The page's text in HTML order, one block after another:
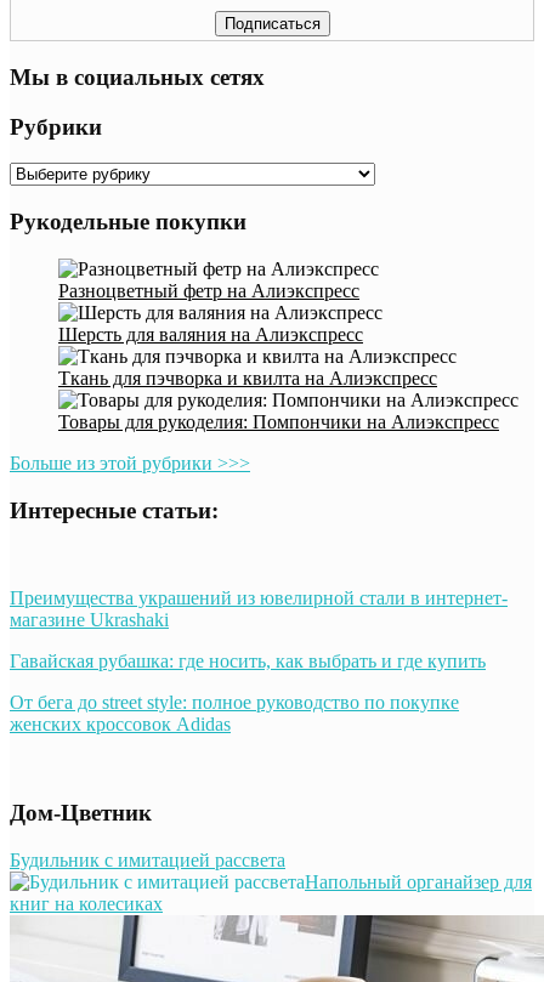
Мы в социальных сетях
Рубрики
Рубрики
Рукодельные покупки
Разноцветный фетр на Алиэкспресс
Шерсть для валяния на Алиэкспресс
Ткань для пэчворка и квилта на Алиэкспресс
Товары для рукоделия: Помпончики на Алиэкспресс
Больше из этой рубрики >>>
Интересные статьи:
Преимущества украшений из ювелирной стали в интернет-
магазине Ukrashaki
Гавайская рубашка: где носить, как выбрать и где купить
От бега до street style: полное руководство по покупке
женских кроссовок Adidas
Дом-Цветник
Будильник с имитацией рассвета
Напольный органайзер для
книг на колесиках